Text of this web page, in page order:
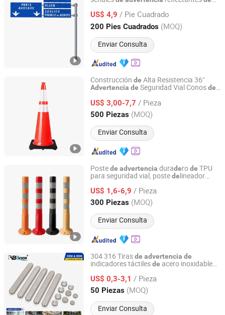
US$ 4,9 / Pie Cuadrado
200 Pies Cuadrados (MOQ)
Enviar Consulta
Yangzhou Forido Photoelectric Technology Co., Ltd.
Desde 2024
Construcción de Alta Resistencia 36"
Advertencia de Seguridad Vial Conosde
PVC Altos para Estacionamiento
US$ 3,00-7,7 / Pieza
500 Piezas (MOQ)
Enviar Consulta
Hangzhou Safer Traffic Facilities Co., Ltd.
Zhejiang, China Desde 2009
Postede advertencia duraderode TPU
para seguridad vial, postedelineador
US$ 1,6-6,9 / Pieza
300 Piezas (MOQ)
Enviar Consulta
Hangzhou Jincheng Transportation Technology Co., Ltd.
Zhejiang, China Desde 2022
304 316 Tirasde advertencia de
indicadores táctilesde acero inoxidable
clavosdeseguridad para guiar
pavimentos para aceras y caminos
US$ 0,3-3,1 / Pieza
50 Piezas (MOQ)
Enviar Consulta
ABLinox (Guangdong) Precision Metal Technology Co.,
Ltd.
Guangdong, China Desde 2012